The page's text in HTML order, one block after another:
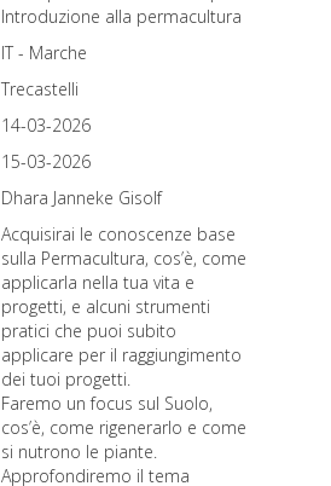
Introduzione alla permacultura
IT - Marche
Trecastelli
14-03-2026
15-03-2026
Dhara Janneke Gisolf
Acquisirai le conoscenze base
sulla Permacultura, cos’è, come
applicarla nella tua vita e
progetti, e alcuni strumenti
pratici che puoi subito
applicare per il raggiungimento
dei tuoi progetti.
Faremo un focus sul Suolo,
cos’è, come rigenerarlo e come
si nutrono le piante.
Approfondiremo il tema